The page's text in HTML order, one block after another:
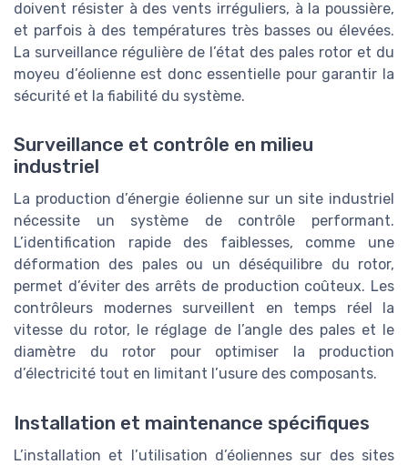
doivent résister à des vents irréguliers, à la poussière,
et parfois à des températures très basses ou élevées.
La surveillance régulière de l’état des pales rotor et du
moyeu d’éolienne est donc essentielle pour garantir la
sécurité et la fiabilité du système.
Surveillance et contrôle en milieu
industriel
La production d’énergie éolienne sur un site industriel
nécessite un système de contrôle performant.
L’identification rapide des faiblesses, comme une
déformation des pales ou un déséquilibre du rotor,
permet d’éviter des arrêts de production coûteux. Les
contrôleurs modernes surveillent en temps réel la
vitesse du rotor, le réglage de l’angle des pales et le
diamètre du rotor pour optimiser la production
d’électricité tout en limitant l’usure des composants.
Installation et maintenance spécifiques
L’installation et l’utilisation d’éoliennes sur des sites